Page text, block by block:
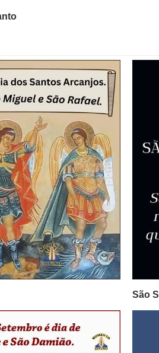
São